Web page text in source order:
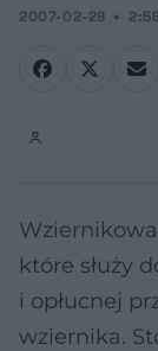
2007-02-28
które służy
i opłucnej
wziernika.